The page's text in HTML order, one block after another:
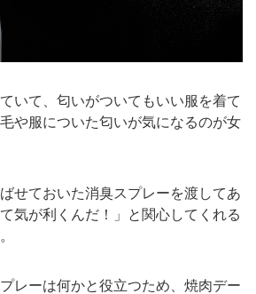
いて、匂いがついてもいい服を着て
や服についた匂いが気になるのが女
せておいた消臭スプレーを渡してあ
気が利くんだ！」と関心してくれる
レーは何かと役立つため、焼肉デー